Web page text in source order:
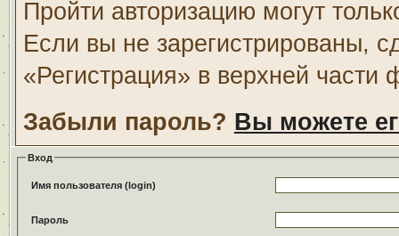
Пройти авторизацию могут
Если вы не зарегистрированы,
«Регистрация» в верхней части
Забыли пароль? Вы можете
Вход
Имя пользователя (login)
Пароль